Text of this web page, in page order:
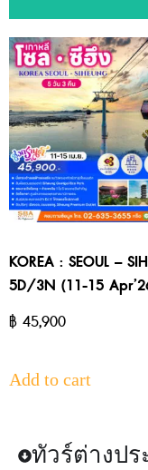
สัมผัสประสบการณ์ท่อ
KOREA : SEOUL –
5D/3N (11-15
฿ 45,900
Add to cart
ทัวร์ต่างปร